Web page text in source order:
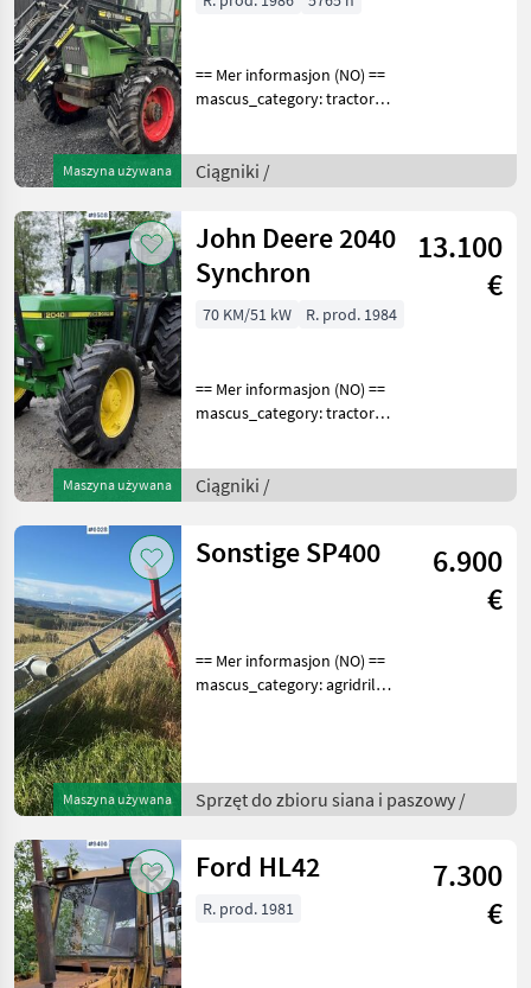
Maszyna używana
== Mer informasjon (NO) ==
mascus_category: tractors
See
en.landbrukssalg.no/9513
Specification
Ciągniki /
Maszyna używana
John Deere 2040
Synchron
13.100
€
70 KM/51 kW R. prod. 1984
== Mer informasjon (NO) ==
mascus_category: tractors
See
en.landbrukssalg.no/9508
Specification
Ciągniki /
Maszyna używana
Sonstige SP400
6.900
€
== Mer informasjon (NO) ==
mascus_category: agridrills
en.landbrukssalg.no/6028
for more images Specificati
Sprzęt do zbioru siana i paszowy /
Ford HL42
7.300
€
R. prod. 1981